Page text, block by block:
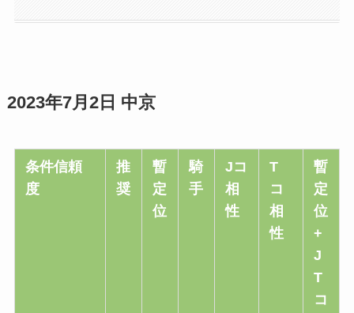
2023年7月2日 中京
条件信頼
度
推
奨
暫
定
位
騎
手
Jコ
相
性
T
コ
相
性
暫
定
位
+
J
T
コ